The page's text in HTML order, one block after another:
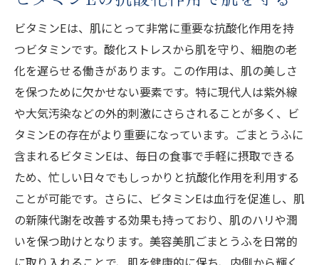
ビタミンEは、肌にとって非常に重要な抗酸化作用を持
つビタミンです。酸化ストレスから肌を守り、細胞の老
化を遅らせる働きがあります。この作用は、肌の美しさ
を保つために欠かせない要素です。特に現代人は紫外線
や大気汚染などの外的刺激にさらされることが多く、ビ
タミンEの存在がより重要になっています。ごまとうふに
含まれるビタミンEは、毎日の食事で手軽に摂取できる
ため、忙しい日々でもしっかりと抗酸化作用を利用する
ことが可能です。さらに、ビタミンEは血行を促進し、肌
の新陳代謝を改善する効果も持っており、肌のハリや潤
いを保つ助けとなります。美容美肌ごまとうふを日常的